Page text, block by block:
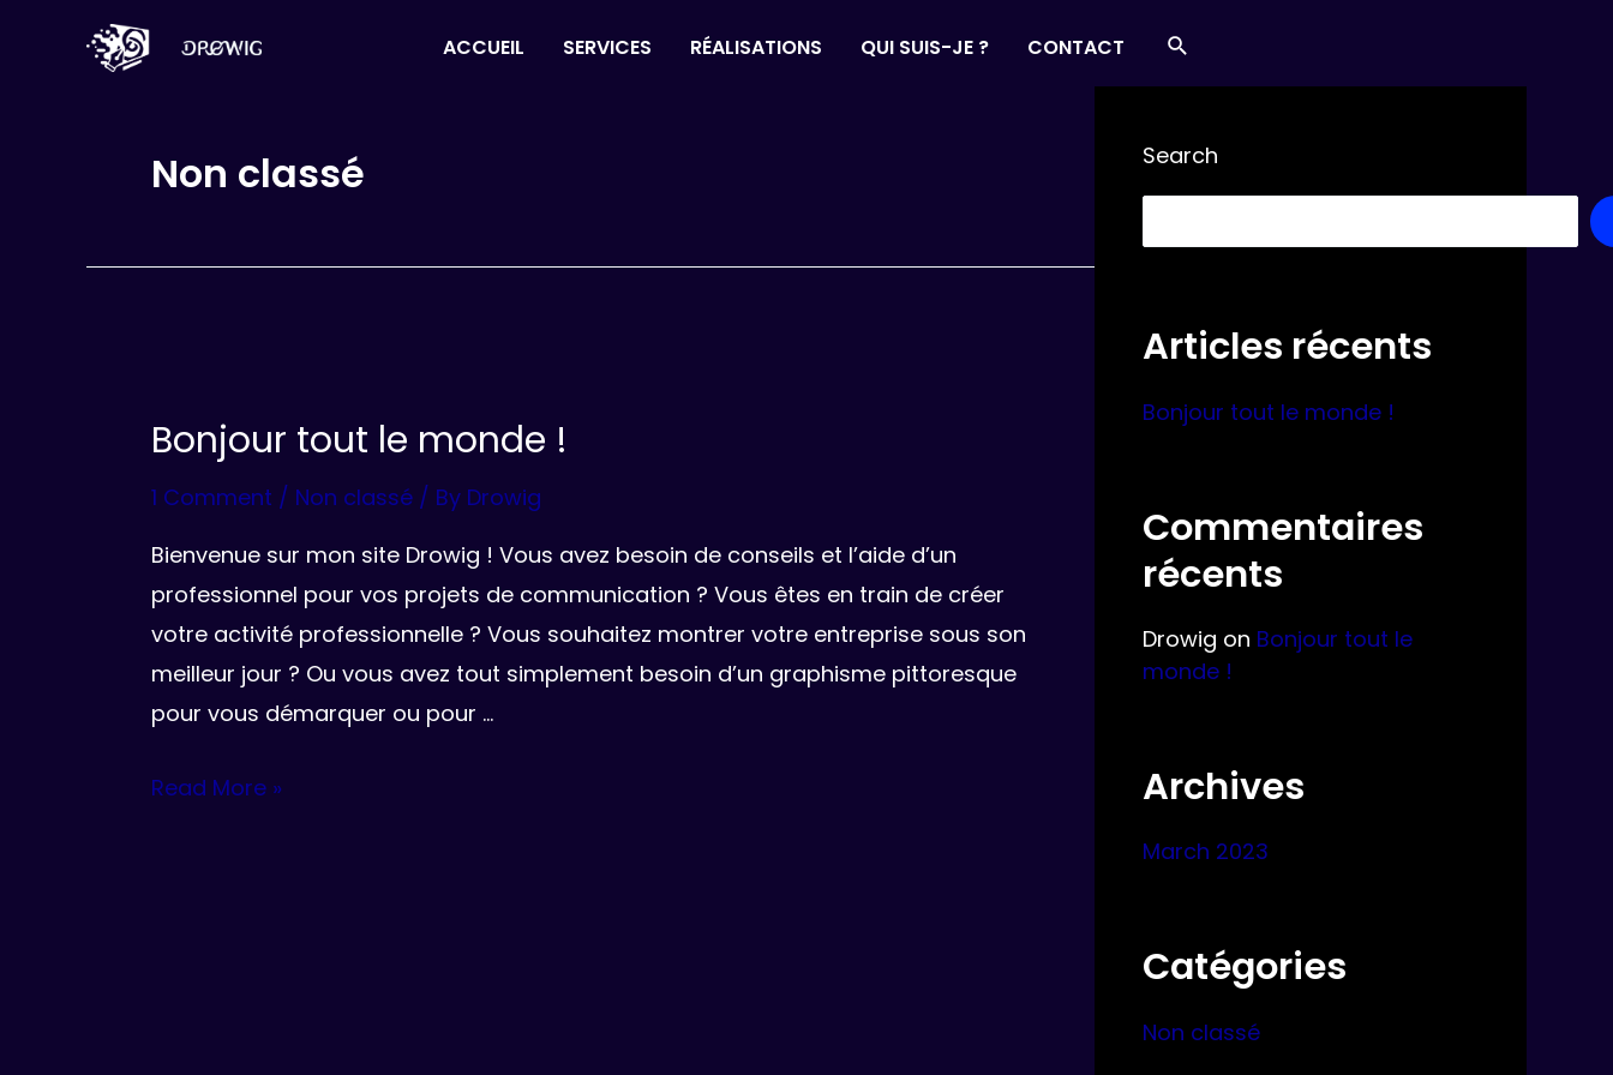
ACCUEIL SERVICES RÉALISATIONS QUI SUIS-JE ? CONTACT Search
Non classé
Bonjour tout le monde !
1 Comment / Non classé / By Drowig
Bienvenue sur mon site Drowig ! Vous avez besoin de conseils et l’aide d’un
professionnel pour vos projets de communication ? Vous êtes en train de créer
votre activité professionnelle ? Vous souhaitez montrer votre entreprise sous son
meilleur jour ? Ou vous avez tout simplement besoin d’un graphisme pittoresque
pour vous démarquer ou pour …
Bonjour
Read More »
Search
Articles récents
Bonjour tout le monde !
Commentaires
récents
Drowig on Bonjour tout le
monde !
Archives
March 2023
Catégories
Non classé